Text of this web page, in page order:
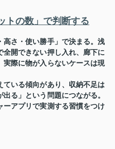
トの数」で判断する
高さ・使い勝手」で決まる。浅
全開できない押し入れ、廊下に
実際に物が入らないケースは現
ている傾向があり、収納不足は
る」という問題につながる。
ーアプリで実測する習慣をつけ